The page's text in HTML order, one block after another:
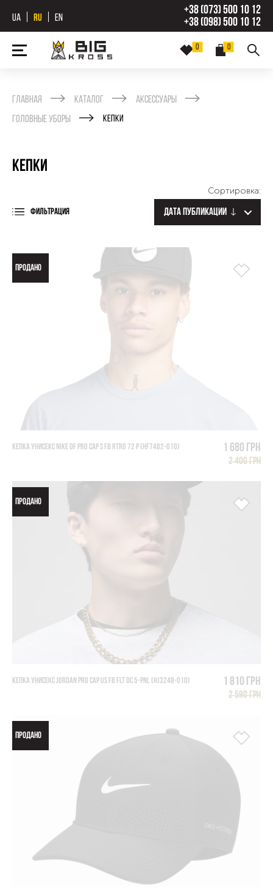
UA RU EN
+38 (073) 500 10 12
+38 (098) 500 10 12
0
0
Главная Каталог
Аксессуары
Головные уборы
Кепки
Кепки
ФИЛЬТРАЦИЯ
Сортировка:
Дата публикации
ПРОДАНО
КЕПКА УНИСЕКС NIKE DF PRO CAP S FB RTRO 72 P (HF7482-010) 1 680 грн
2 400 грн
ПРОДАНО
КЕПКА УНИСЕКС JORDAN PRO CAP US FB FLT DC 5-PNL (HJ3248-010) 1 810 грн
2 590 грн
ПРОДАНО